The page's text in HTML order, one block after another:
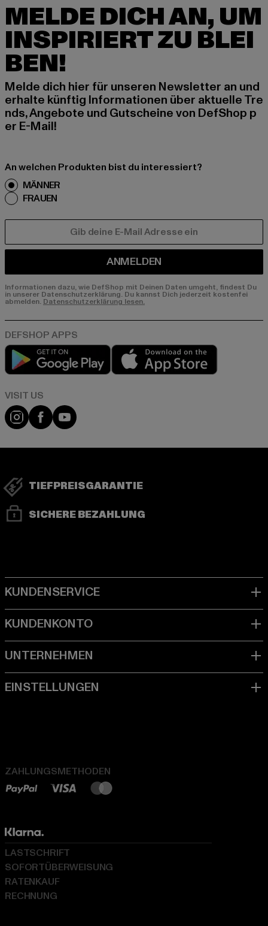
MELDE DICH AN, UM
INSPIRIERT ZU BLEI
BEN!
Melde dich hier für unseren Newsletter an und
erhalte künftig Informationen über aktuelle Tre
nds, Angebote und Gutscheine von DefShop p
er E-Mail!
An welchen Produkten bist du interessiert?
MÄNNER
FRAUEN
ANMELDEN
Informationen dazu, wie DefShop mit Deinen Daten umgeht, findest Du
in unserer Datenschutzerklärung. Du kannst Dich jederzeit kostenfei
abmelden. Datenschutzerklärung lesen.
Play market
Visit our Instagram page:
Visit our Facebook page:
Visit our YouTube channel:
TIEFPREISGARANTIE
SICHERE BEZAHLUNG
ZAHLUNGSMETHODEN
LASTSCHRIFT
SOFORTÜBERWEISUNG
RATENKAUF
RECHNUNG